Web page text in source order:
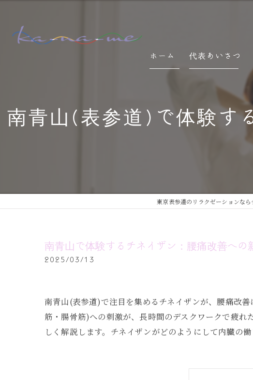
ホーム 代表あいさつ
南青山(表参道)で体験す
東京表参道のリラクゼーションな
南青山で体験するチネイザン：腰痛改善への
2025/03/13
南青山(表参道)で注目を集めるチネイザンが、腰痛改
筋・腸骨筋)への刺激が、長時間のデスクワークで疲
しく解説します。チネイザンがどのようにして内臓の